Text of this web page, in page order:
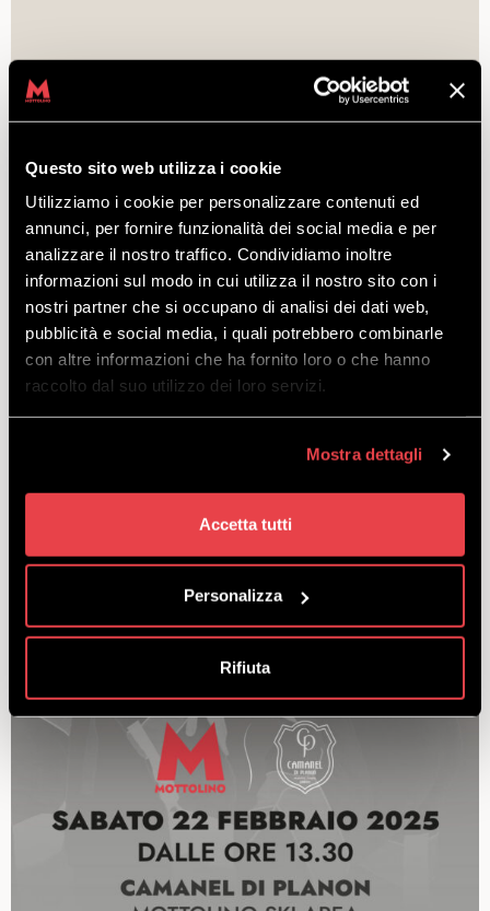
Questo sito web utilizza i cookie
Utilizziamo i cookie per personalizzare contenuti ed
annunci, per fornire funzionalità dei social media e per
analizzare il nostro traffico. Condividiamo inoltre
informazioni sul modo in cui utilizza il nostro sito con i
nostri partner che si occupano di analisi dei dati web,
pubblicità e social media, i quali potrebbero combinarle
con altre informazioni che ha fornito loro o che hanno
raccolto dal suo utilizzo dei loro servizi.
Mostra dettagli
Accetta tutti
Personalizza
Rifiuta